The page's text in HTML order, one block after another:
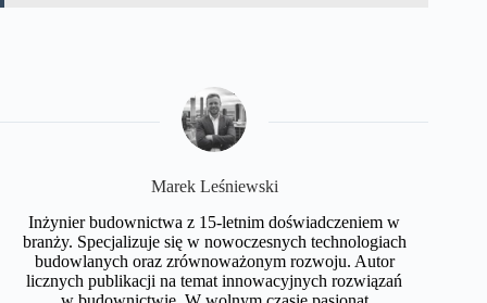
Marek Leśniewski
Inżynier budownictwa z 15-letnim doświadczeniem w
branży. Specjalizuje się w nowoczesnych technologiach
budowlanych oraz zrównoważonym rozwoju. Autor
licznych publikacji na temat innowacyjnych rozwiązań